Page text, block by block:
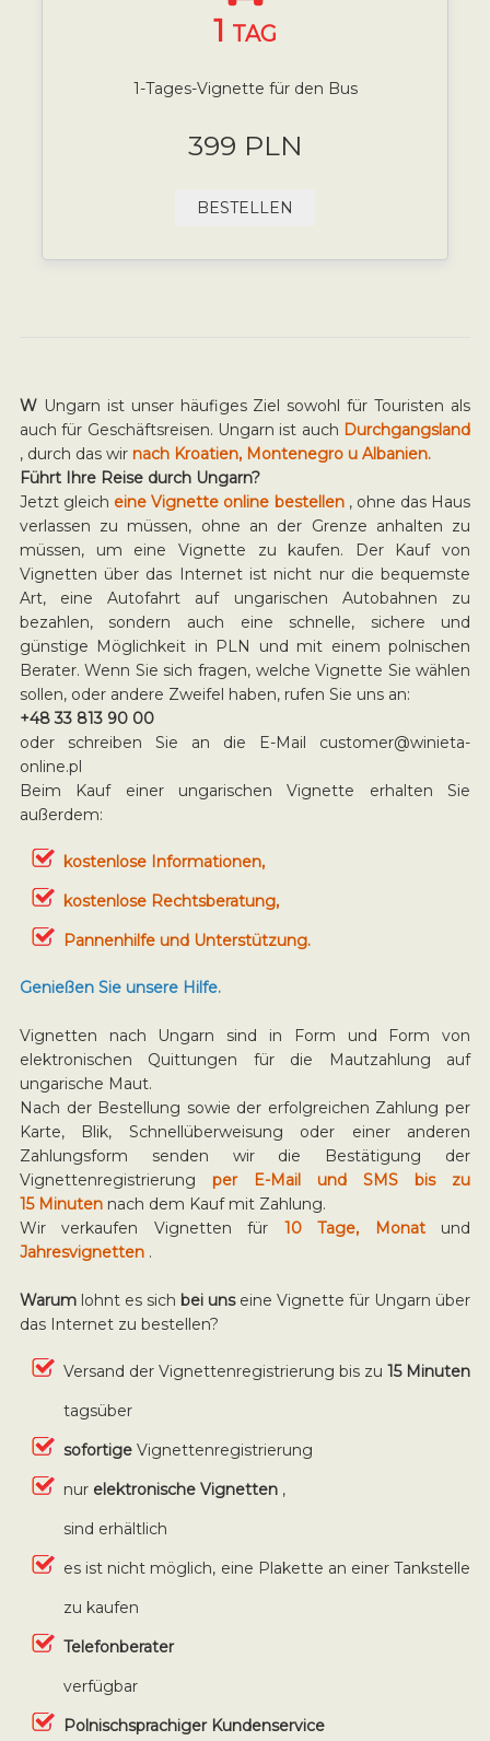
1 TAG
1-Tages-Vignette für den Bus
399 PLN
BESTELLEN
W Ungarn ist unser häufiges Ziel sowohl für Touristen als
auch für Geschäftsreisen. Ungarn ist auch Durchgangsland
, durch das wir nach Kroatien, Montenegro u Albanien.
Führt Ihre Reise durch Ungarn?
Jetzt gleich eine Vignette online bestellen , ohne das Haus
verlassen zu müssen, ohne an der Grenze anhalten zu
müssen, um eine Vignette zu kaufen. Der Kauf von
Vignetten über das Internet ist nicht nur die bequemste
Art, eine Autofahrt auf ungarischen Autobahnen zu
bezahlen, sondern auch eine schnelle, sichere und
günstige Möglichkeit in PLN und mit einem polnischen
Berater. Wenn Sie sich fragen, welche Vignette Sie wählen
sollen, oder andere Zweifel haben, rufen Sie uns an:
+48 33 813 90 00
oder schreiben Sie an die E-Mail customer@winieta-
online.pl
Beim Kauf einer ungarischen Vignette erhalten Sie
außerdem:
kostenlose Informationen,
kostenlose Rechtsberatung,
Pannenhilfe und Unterstützung.
Genießen Sie unsere Hilfe.
Vignetten nach Ungarn sind in Form und Form von
elektronischen Quittungen für die Mautzahlung auf
ungarische Maut.
Nach der Bestellung sowie der erfolgreichen Zahlung per
Karte, Blik, Schnellüberweisung oder einer anderen
Zahlungsform senden wir die Bestätigung der
Vignettenregistrierung per E-Mail und SMS bis zu
15 Minuten nach dem Kauf mit Zahlung.
Wir verkaufen Vignetten für 10 Tage, Monat und
Jahresvignetten .
Warumlohnt es sich bei unseine Vignette für Ungarn über
das Internet zu bestellen?
Versand der Vignettenregistrierung bis zu15 Minuten
tagsüber
sofortige Vignettenregistrierung
nur elektronische Vignetten ,
sind erhältlich
es ist nicht möglich, eine Plakette an einer Tankstelle
zu kaufen
Telefonberater
verfügbar
Polnischsprachiger Kundenservice